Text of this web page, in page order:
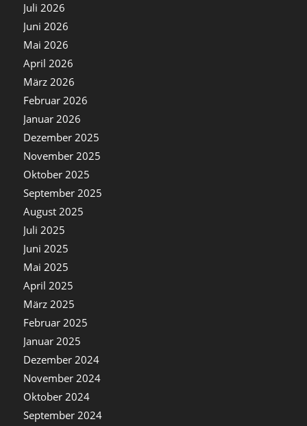
Juli 2026
Juni 2026
Mai 2026
April 2026
März 2026
Februar 2026
Januar 2026
Dezember 2025
November 2025
Oktober 2025
September 2025
August 2025
Juli 2025
Juni 2025
Mai 2025
April 2025
März 2025
Februar 2025
Januar 2025
Dezember 2024
November 2024
Oktober 2024
September 2024